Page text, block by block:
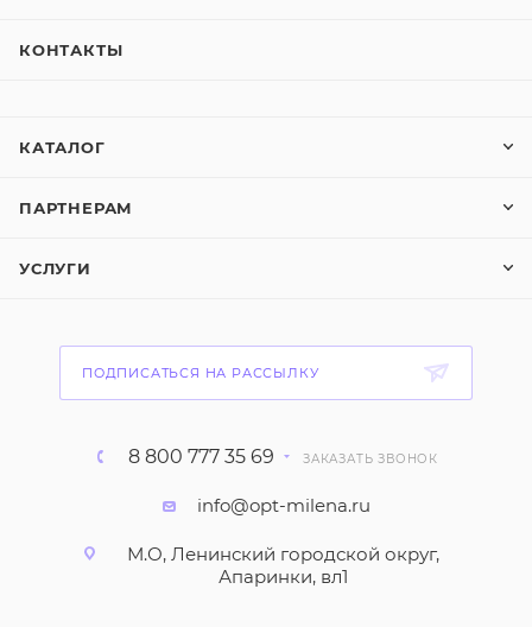
КОНТАКТЫ
КАТАЛОГ
ПАРТНЕРАМ
УСЛУГИ
ПОДПИСАТЬСЯ НА РАССЫЛКУ
8 800 777 35 69 ЗАКАЗАТЬ ЗВОНОК
info@opt-milena.ru
М.О, Ленинский городской округ,
Апаринки, вл1